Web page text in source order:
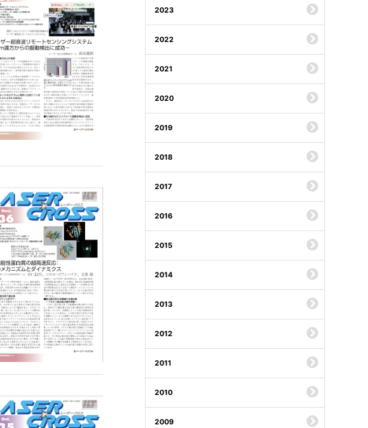
2023
2022
2021
2020
2019
2018
2017
2016
2015
2014
2013
2012
2011
2010
2009